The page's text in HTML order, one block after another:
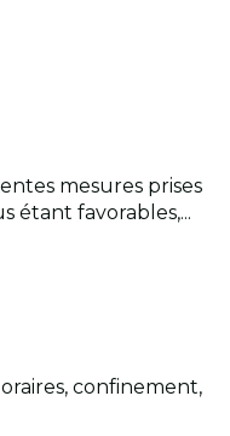
mesures prises
étant favorables,...
, confinement,